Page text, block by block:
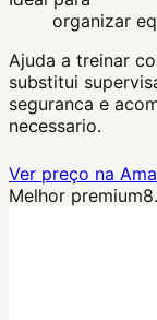
organizar
Ajuda a treinar
substitui
seguranca e
necessario.
Ver preço na
Melhor premium